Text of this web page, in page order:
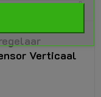
Verticaal